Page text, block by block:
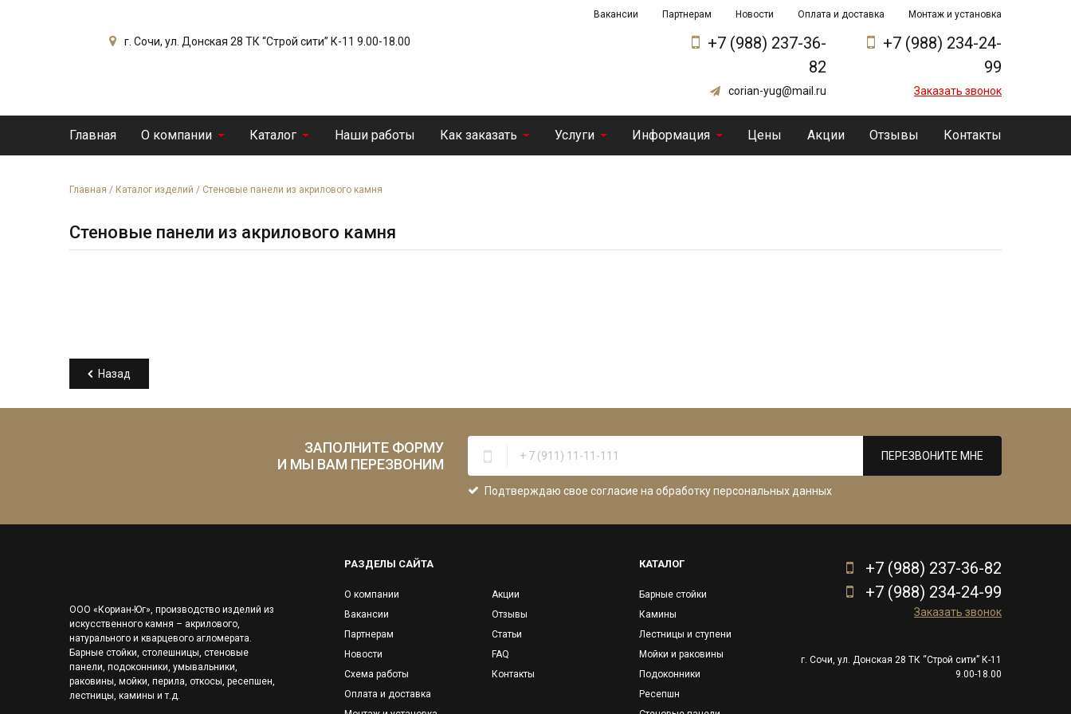
Вакансии Партнерам Новости Оплата и доставка Монтаж и установка
г. Сочи, ул. Донская 28 ТК “Строй сити” К-11 9.00-18.00
+7 (988) 237-36-
82
corian-yug@mail.ru
+7 (988) 234-24-
99
Заказать звонок
Главная О компании Каталог Наши работы Как заказать Услуги Информация Цены Акции Отзывы Контакты
Главная / Каталог изделий / Стеновые панели из акрилового камня
Стеновые панели из акрилового камня
Назад
ЗАПОЛНИТЕ ФОРМУ
И МЫ ВАМ ПЕРЕЗВОНИМ
ПЕРЕЗВОНИТЕ МНЕ
Подтверждаю свое согласие на обработку персональных данных
ООО «Кориан-Юг», производство изделий из
искусственного камня – акрилового,
натурального и кварцевого агломерата.
Барные стойки, столешницы, стеновые
панели, подоконники, умывальники,
раковины, мойки, перила, откосы, ресепшен,
лестницы, камины и т.д.
РАЗДЕЛЫ САЙТА
О компании
Вакансии
Партнерам
Новости
Схема работы
Оплата и доставка
Акции
Отзывы
Статьи
FAQ
Контакты
КАТАЛОГ
Барные стойки
Камины
Лестницы и ступени
Мойки и раковины
Подоконники
Ресепшн
+7 (988) 237-36-82
+7 (988) 234-24-99
Заказать звонок
г. Сочи, ул. Донская 28 ТК “Строй сити” К-11
9.00-18.00